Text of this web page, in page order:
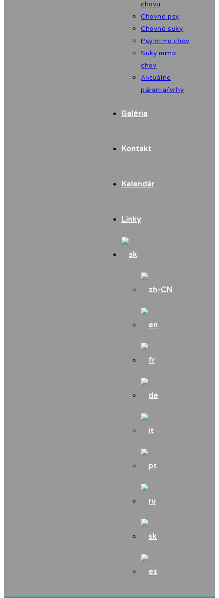
chovu
Chovné psy
Chovné suky
Psy mimo chov
Suky mimo
chov
Aktuálne
párenia/vrhy
Galéria
Kontakt
Kalendár
Linky